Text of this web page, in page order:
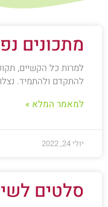
מתכונים
למרות כל הקשיים,
להתקדם ולהתמיד. נצלו
למאמר המלא »
יולי 24, 2022
סלטים